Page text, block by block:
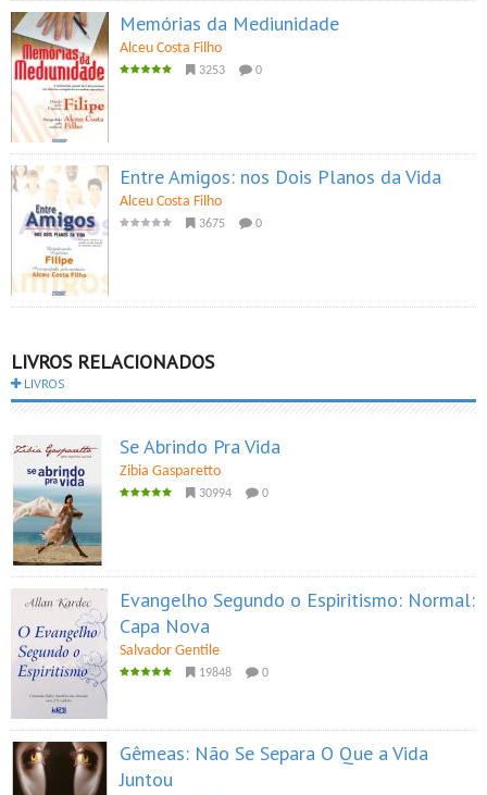
Memórias da Mediunidade
Alceu Costa Filho
3253 0
Entre Amigos: nos Dois Planos da Vida
Alceu Costa Filho
3675 0
LIVROS RELACIONADOS
LIVROS
Se Abrindo Pra Vida
Zibia Gasparetto
30994 0
Evangelho Segundo o Espiritismo: Normal:
Capa Nova
Salvador Gentile
19848 0
Gêmeas: Não Se Separa O Que a Vida
Juntou